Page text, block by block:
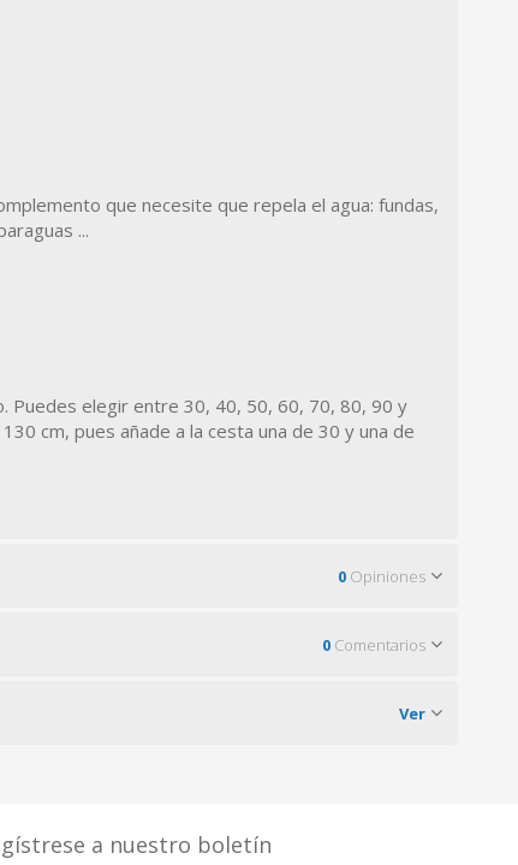
que necesite que repela el agua: fundas,
...
Puedes elegir entre 30, 40, 50, 60, 70, 80, 90 y
cm, pues añade a la cesta una de 30 y una de
0 Opiniones
0 Comentarios
Ver
a nuestro boletín